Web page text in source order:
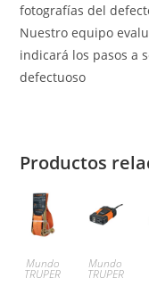
fotografías del
Nuestro equipo
indicará los pasos a
defectuoso
Productos
Mundo
TRUPER
Mundo
TRUPER